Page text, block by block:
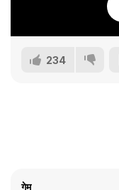
234
गेम